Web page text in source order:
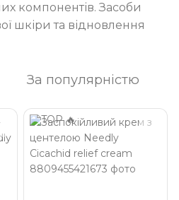
компонентів. Засоби
шкіри та відновлення
За популярністю